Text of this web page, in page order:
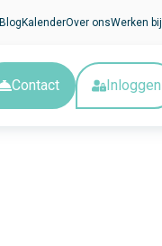
Blog KalenderOver onsWerken bij
Contact Inloggen